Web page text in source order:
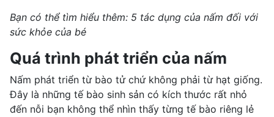
Bạn có thể tìm hiểu thêm: 5 tác dụng của nấm đối với
sức khỏe của bé
Quá trình phát triển của nấm
Nấm phát triển từ bào tử chứ không phải từ hạt giống.
Đây là những tế bào sinh sản có kích thước rất nhỏ
đến nỗi bạn không thể nhìn thấy từng tế bào riêng lẻ